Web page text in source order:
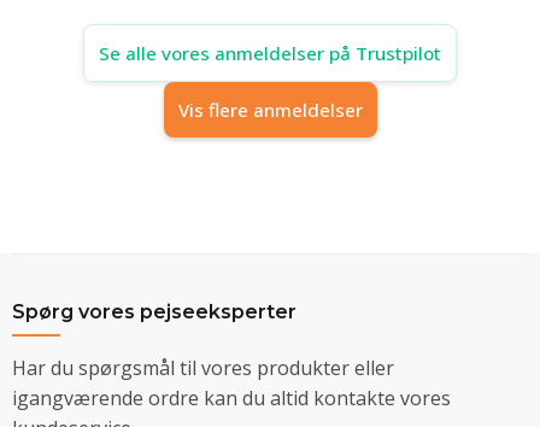
Se alle vores anmeldelser på Trustpilot
Vis flere anmeldelser
Spørg vores pejseeksperter
Har du spørgsmål til vores produkter eller
igangværende ordre kan du altid kontakte vores